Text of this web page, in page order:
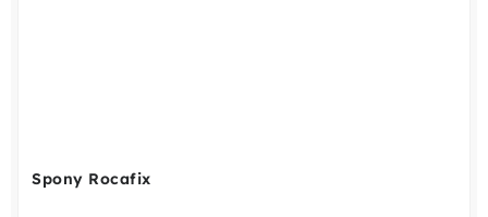
Spony Rocafix